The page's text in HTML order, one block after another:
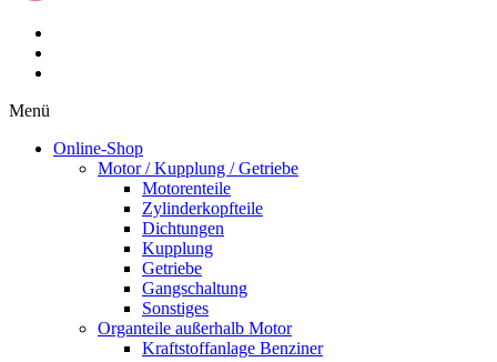
Menü
Online-Shop
Motor / Kupplung / Getriebe
Motorenteile
Zylinderkopfteile
Dichtungen
Kupplung
Getriebe
Gangschaltung
Sonstiges
Organteile außerhalb Motor
Kraftstoffanlage Benziner